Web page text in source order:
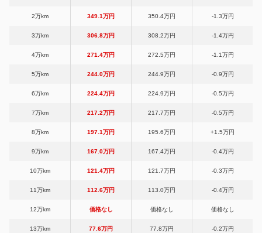
2万km 349.1万円 350.4万円 -1.3万円
3万km 306.8万円 308.2万円 -1.4万円
4万km 271.4万円 272.5万円 -1.1万円
5万km 244.0万円 244.9万円 -0.9万円
6万km 224.4万円 224.9万円 -0.5万円
7万km 217.2万円 217.7万円 -0.5万円
8万km 197.1万円 195.6万円 +1.5万円
9万km 167.0万円 167.4万円 -0.4万円
10万km 121.4万円 121.7万円 -0.3万円
11万km 112.6万円 113.0万円 -0.4万円
12万km 価格なし 価格なし 価格なし
13万km 77.6万円 77.8万円 -0.2万円